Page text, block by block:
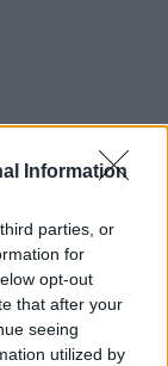
Information
parties, or
for
opt-out
that after your
seeing
utilized by